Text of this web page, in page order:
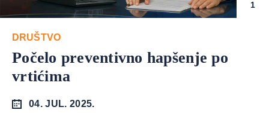
1
DRUŠTVO
Počelo preventivno hapšenje po
vrtićima
04. JUL. 2025.